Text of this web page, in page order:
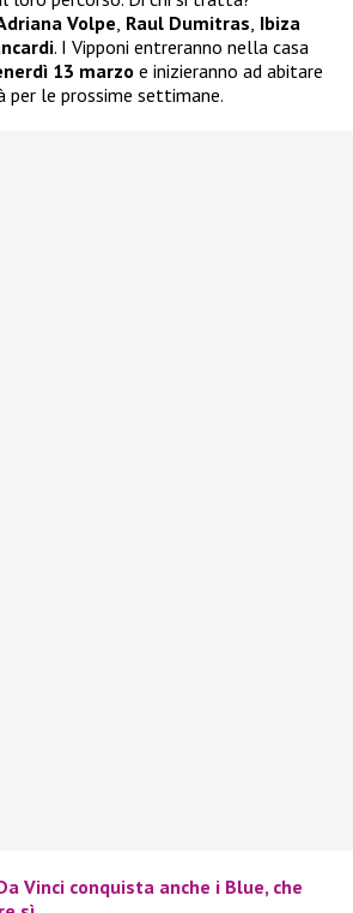
Volpe, Raul Dumitras, Ibiza
. I Vipponi entreranno nella casa
13 marzo e inizieranno ad abitare
le prossime settimane.
Vinci conquista anche i Blue, che